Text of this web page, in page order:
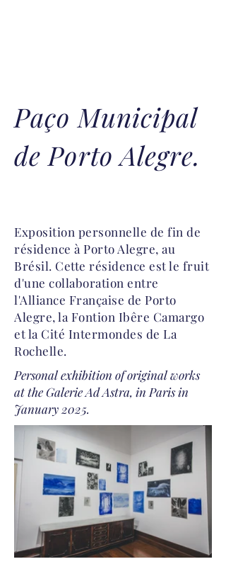
Paço Municipal
de Porto Alegre.
Exposition personnelle de fin de
résidence à Porto Alegre, au
Brésil. Cette résidence est le fruit
d'une collaboration entre
l'Alliance Française de Porto
Alegre, la Fontion Ibêre Camargo
et la Cité Intermondes de La
Rochelle.
Personal exhibition of original works
at the Galerie Ad Astra, in Paris in
January 2025.